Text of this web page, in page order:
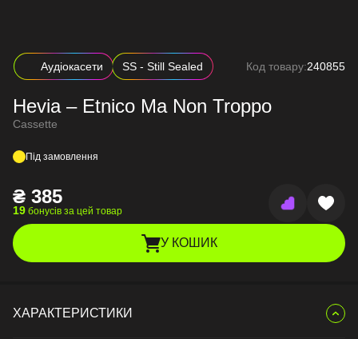
Аудіокасети SS - Still Sealed Код товару:240855
Hevia – Etnico Ma Non Troppo
Cassette
Під замовлення
₴ 385
19 бонусів за цей товар
У КОШИК
ХАРАКТЕРИСТИКИ